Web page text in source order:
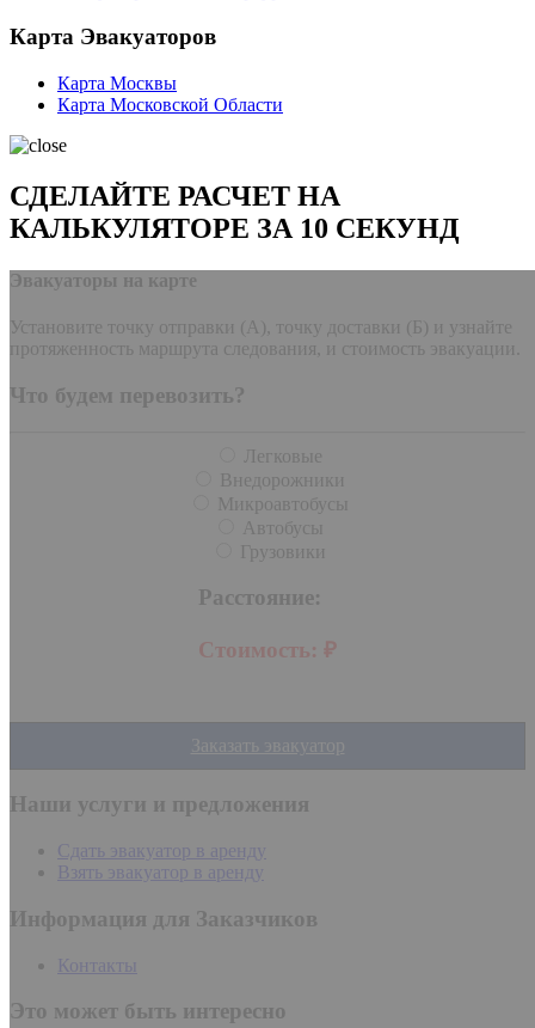
Карта Эвакуаторов
Карта Москвы
Карта Московской Области
СДЕЛАЙТЕ РАСЧЕТ НА
КАЛЬКУЛЯТОРЕ ЗА 10 СЕКУНД
Эвакуаторы на карте
Установите точку отправки (А), точку доставки (Б) и узнайте
протяженность маршрута следования, и стоимость эвакуации.
Что будем перевозить?
Легковые
Внедорожники
Микроавтобусы
Автобусы
Грузовики
Расстояние:
Стоимость: ₽
Заказать эвакуатор
Наши услуги и предложения
Сдать эвакуатор в аренду
Взять эвакуатор в аренду
Информация для Заказчиков
Контакты
Это может быть интересно